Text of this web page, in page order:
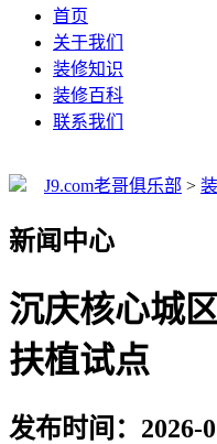
首页
关于我们
装修知识
装修百科
联系我们
J9.com老哥俱乐部 >
新闻中心
沉庆核心城
扶植试点
发布时间：2026-